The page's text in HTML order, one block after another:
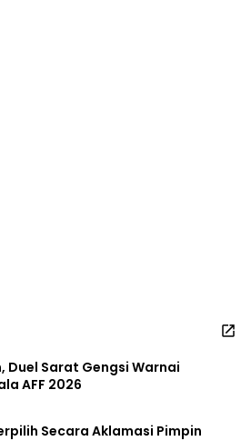
Duel Sarat Gengsi Warnai
AFF 2026
Secara Aklamasi Pimpin